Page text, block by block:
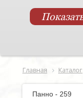
Главная Каталог
Панно - 259